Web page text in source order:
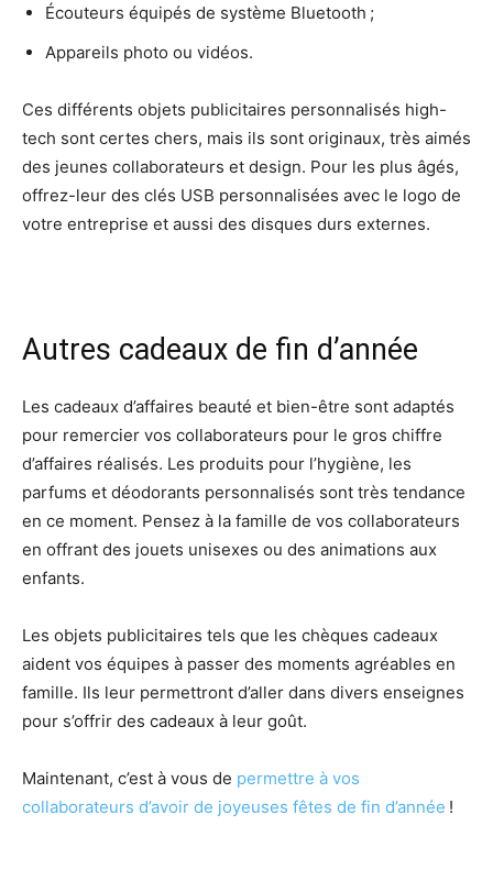
Écouteurs équipés de système Bluetooth ;
Appareils photo ou vidéos.
Ces différents objets publicitaires personnalisés high-
tech sont certes chers, mais ils sont originaux, très aimés
des jeunes collaborateurs et design. Pour les plus âgés,
offrez-leur des clés USB personnalisées avec le logo de
votre entreprise et aussi des disques durs externes.
Autres cadeaux de fin d’année
Les cadeaux d’affaires beauté et bien-être sont adaptés
pour remercier vos collaborateurs pour le gros chiffre
d’affaires réalisés. Les produits pour l’hygiène, les
parfums et déodorants personnalisés sont très tendance
en ce moment. Pensez à la famille de vos collaborateurs
en offrant des jouets unisexes ou des animations aux
enfants.
Les objets publicitaires tels que les chèques cadeaux
aident vos équipes à passer des moments agréables en
famille. Ils leur permettront d’aller dans divers enseignes
pour s’offrir des cadeaux à leur goût.
Maintenant, c’est à vous de permettre à vos
collaborateurs d’avoir de joyeuses fêtes de fin d’année !